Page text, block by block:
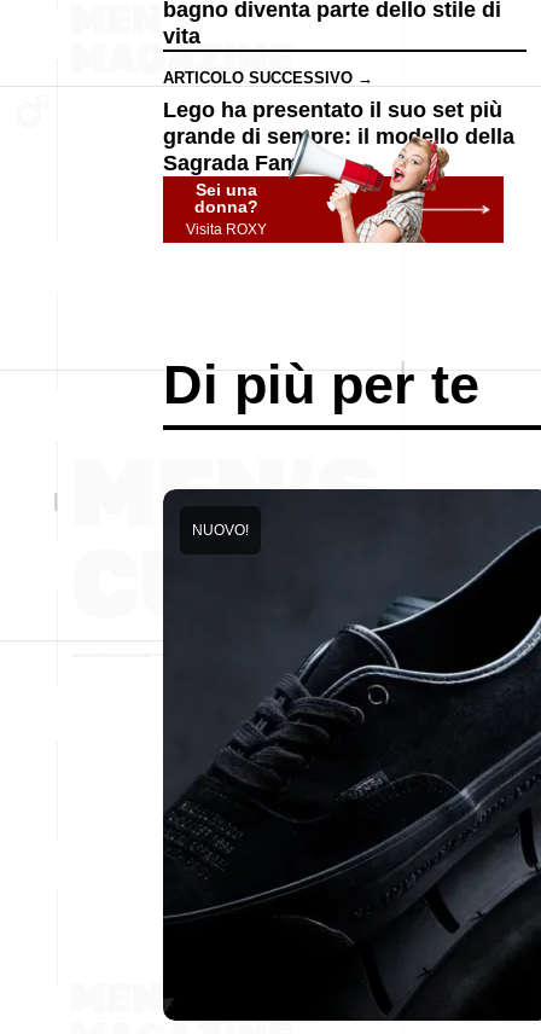
bagno diventa parte dello stile di
vita
ARTICOLO SUCCESSIVO →
Lego ha presentato il suo set più
grande di sempre: il modello della
Sagrada Família
Sei una
donna?
Visita ROXY
Di più per te
NUOVO!